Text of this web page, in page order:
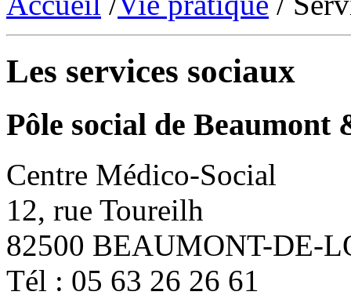
Les services sociaux
Pôle social de
Centre Médico-Social
12, rue Toureilh
82500 BEAUMONT-DE-
Tél : 05 63 26 26 61